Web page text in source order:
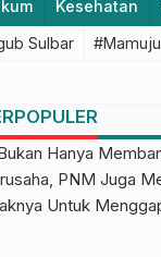
Kesehatan
Sulbar #Mamuju